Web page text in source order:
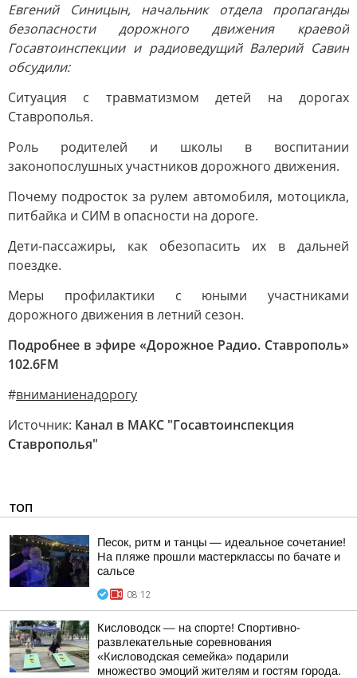
Евгений Синицын, начальник отдела пропаганды
безопасности дорожного движения краевой
Госавтоинспекции и радиоведущий Валерий Савин
обсудили:
Ситуация с травматизмом детей на дорогах
Ставрополья.
Роль родителей и школы в воспитании
законопослушных участников дорожного движения.
Почему подросток за рулем автомобиля, мотоцикла,
питбайка и СИМ в опасности на дороге.
Дети-пассажиры, как обезопасить их в дальней
поездке.
Меры профилактики с юными участниками
дорожного движения в летний сезон.
Подробнее в эфире «Дорожное Радио. Ставрополь»
102.6FM
#вниманиенадорогу
Источник: Канал в МАКС "Госавтоинспекция
Ставрополья"
ТОП
Песок, ритм и танцы — идеальное сочетание!
На пляже прошли мастерклассы по бачате и
сальсе
08:12
Кисловодск — на спорте! Спортивно-
развлекательные соревнования
«Кисловодская семейка» подарили
множество эмоций жителям и гостям города.